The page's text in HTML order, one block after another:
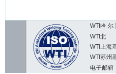
WTI哈
WTI北
WTI上海
WTI苏州
电子邮箱